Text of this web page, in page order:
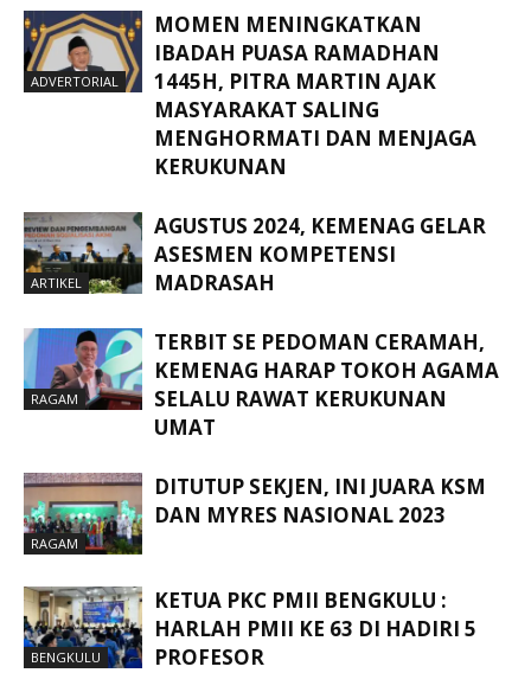
ADVERTORIAL
MOMEN MENINGKATKAN
IBADAH PUASA RAMADHAN
1445H, PITRA MARTIN AJAK
MASYARAKAT SALING
MENGHORMATI DAN MENJAGA
KERUKUNAN
ARTIKEL
AGUSTUS 2024, KEMENAG GELAR
ASESMEN KOMPETENSI
MADRASAH
RAGAM
TERBIT SE PEDOMAN CERAMAH,
KEMENAG HARAP TOKOH AGAMA
SELALU RAWAT KERUKUNAN
UMAT
RAGAM
DITUTUP SEKJEN, INI JUARA KSM
DAN MYRES NASIONAL 2023
BENGKULU
KETUA PKC PMII BENGKULU :
HARLAH PMII KE 63 DI HADIRI 5
PROFESOR